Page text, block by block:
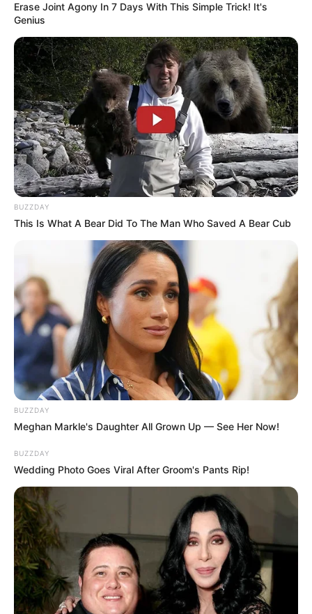
Erase Joint Agony In 7 Days With This Simple Trick! It's
Genius
BUZZDAY
This Is What A Bear Did To The Man Who Saved A Bear Cub
BUZZDAY
Meghan Markle's Daughter All Grown Up — See Her Now!
BUZZDAY
Wedding Photo Goes Viral After Groom's Pants Rip!